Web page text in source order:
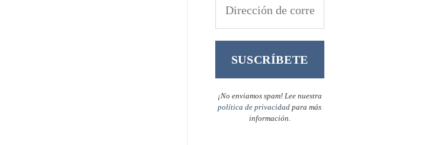
¡No enviamos spam! Lee nuestra
política de privacidad para más
información.